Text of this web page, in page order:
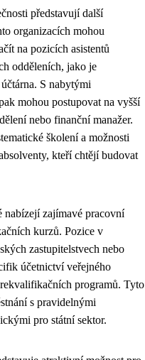
představují další
organizacích mohou
na pozicích asistentů
odděleních, jako je
S nabytými
mohou postupovat na vyšší
nebo finanční manažer.
školení a možnosti
kteří chtějí budovat
nabízejí zajímavé pracovní
kurzů. Pozice v
zastupitelstvech nebo
účetnictví veřejného
programů. Tyto
s pravidelnými
pro státní sektor.